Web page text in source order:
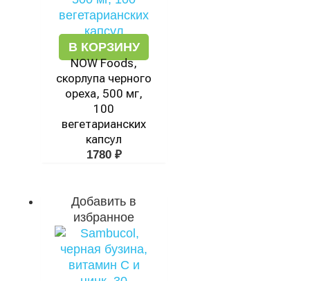
В КОРЗИНУ
NOW Foods,
скорлупа черного
ореха, 500 мг,
100
вегетарианских
капсул
1780 ₽
Добавить в
избранное